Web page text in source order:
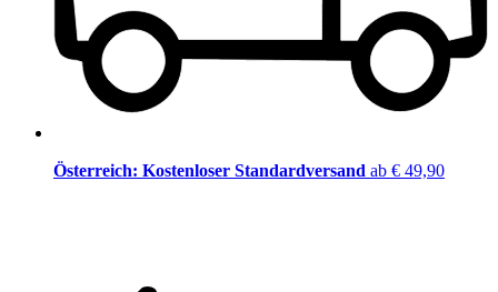
Österreich: Kostenloser Standardversand ab € 49,90